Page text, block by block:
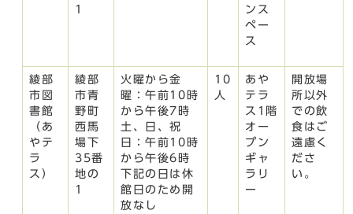
1
ンス
ペー
ス
綾部
市図
書館
（あ
やテ
ラ
ス）
綾部
市青
野町
西馬
場下
35番
地の
1
火曜から金
曜：午前10時
から午後7時
土、日、祝
日：午前10時
から午後6時
下記の日は休
館日のため開
放なし
10
人
あや
テラ
ス1階
オー
プン
ギャ
ラリ
ー
開放場
所以外
での飲
食はご
遠慮く
ださ
い。